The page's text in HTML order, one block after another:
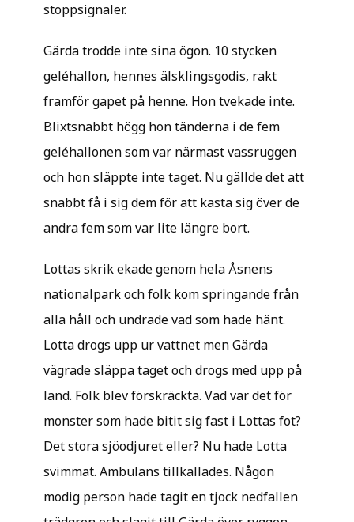
stoppsignaler.
Gärda trodde inte sina ögon. 10 stycken
geléhallon, hennes älsklingsgodis, rakt
framför gapet på henne. Hon tvekade inte.
Blixtsnabbt högg hon tänderna i de fem
geléhallonen som var närmast vassruggen
och hon släppte inte taget. Nu gällde det att
snabbt få i sig dem för att kasta sig över de
andra fem som var lite längre bort.
Lottas skrik ekade genom hela Åsnens
nationalpark och folk kom springande från
alla håll och undrade vad som hade hänt.
Lotta drogs upp ur vattnet men Gärda
vägrade släppa taget och drogs med upp på
land. Folk blev förskräckta. Vad var det för
monster som hade bitit sig fast i Lottas fot?
Det stora sjöodjuret eller? Nu hade Lotta
svimmat. Ambulans tillkallades. Någon
modig person hade tagit en tjock nedfallen